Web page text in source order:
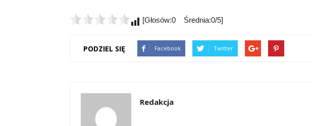
[Głosów:0 Średnia:0/5]
PODZIEL SIĘ Facebook Twitter
Redakcja